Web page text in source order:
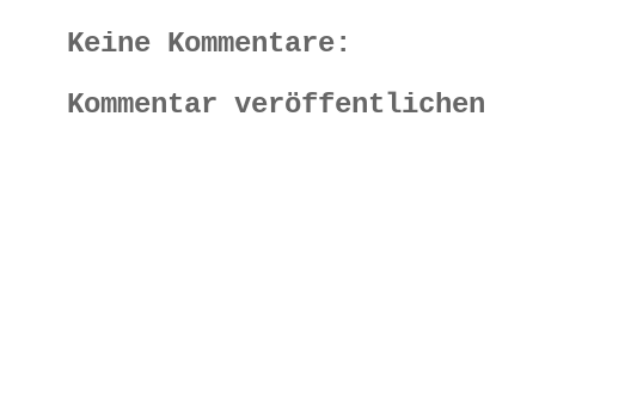
Keine Kommentare:
Kommentar veröffentlichen